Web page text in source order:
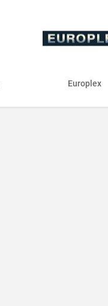
Europlex